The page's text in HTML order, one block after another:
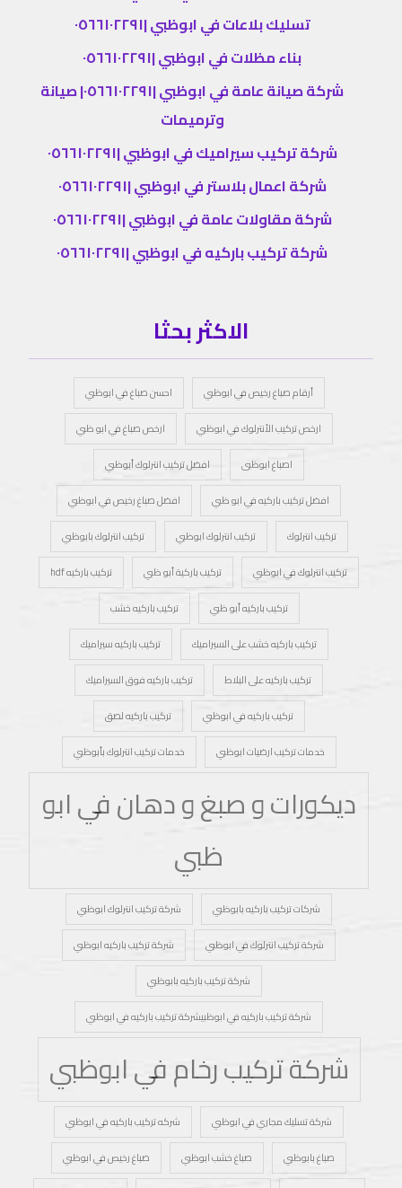
تسليك بلاعات في ابوظبي |٠٥٦٦١٠٢٢٩١
بناء مظلات في ابوظبي |٠٥٦٦١٠٢٢٩١
شركة صيانة عامة في ابوظبي |٠٥٦٦١٠٢٢٩١| صيانة
وترميمات
شركة تركيب سيراميك في ابوظبي |٠٥٦٦١٠٢٢٩١
شركة اعمال بلاستر في ابوظبي |٠٥٦٦١٠٢٢٩١
شركة مقاولات عامة في ابوظبي |٠٥٦٦١٠٢٢٩١
شركة تركيب باركيه في ابوظبي |٠٥٦٦١٠٢٢٩١
الاكثر بحثا
أرقام صباغ رخيص في ابوظبي
احسن صباغ في ابوظبي
ارخص تركيب الأنترلوك في ابوظبي
ارخص صباغ في ابو ظبي
اصباغ ابوظبى
افضل تركيب انترلوك أبوظبي
افضل تركيب باركيه في ابو ظبي
افضل صباغ رخيص في ابوظبي
تركيب انترلوك
تركيب انترلوك ابوظبي
تركيب انترلوك بابوظبي
تركيب انترلوك في ابوظبي
تركيب باركية أبو ظبي
تركيب باركيه hdf
تركيب باركيه أبو ظبي
تركيب باركيه خشب
تركيب باركيه خشب على السيراميك
تركيب باركيه سيراميك
تركيب باركيه على البلاط
تركيب باركيه فوق السيراميك
تركيب باركيه في ابوظبي
تركيب باركيه لصق
خدمات تركيب ارضيات ابوظبي
خدمات تركيب انترلوك بأبوظبي
ديكورات و صبغ و دهان في ابو
ظبي
شركات تركيب باركيه بابوظبي
شركة تركيب انترلوك ابوظبي
شركة تركيب انترلوك في ابوظبي
شركة تركيب باركيه ابوظبي
شركة تركيب باركيه بابوظبي
شركة تركيب باركيه في ابوظبيشركة تركيب باركيه في ابوظبي
شركة تركيب رخام في ابوظبي
شركة تسليك مجاري في ابوظبي
شركه تركيب باركيه في ابوظبي
صباغ بابوظبي
صباغ خشب ابوظبي
صباغ رخيص في ابوظبي